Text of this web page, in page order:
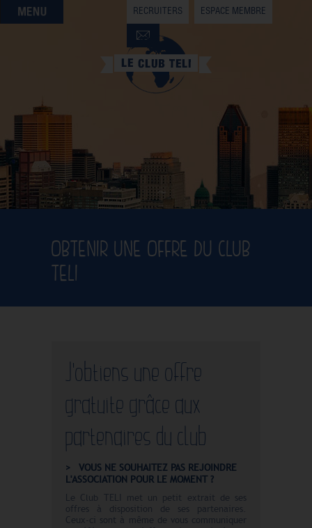
QUI SOMMES-NOUS
QUE CHERCHEZ-VOUS ?
NOS OFFRES PARTENAIRES
DEVENIR MEMBRE
RECRUITERS ESPACE MEMBRE
OBTENIR UNE OFFRE DU CLUB
TELI
J'obtiens une offre
gratuite grâce aux
partenaires du club
VOUS NE SOUHAITEZ PAS REJOINDRE
L'ASSOCIATION POUR LE MOMENT ?
Le Club TELI met un petit extrait de ses
offres à disposition de ses partenaires.
Ceux-ci sont à même de vous communiquer